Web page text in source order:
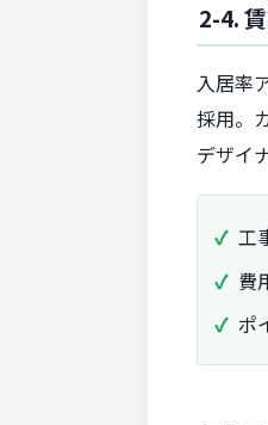
2-4.
入居率
採用。
デザイ
工
費
ポ